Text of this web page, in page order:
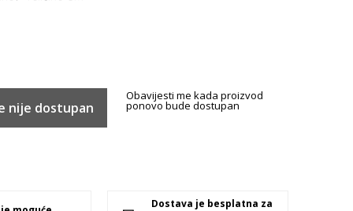
nije dostupan
Obavijesti me kada proizvod
ponovo bude dostupan
Dostava je besplatna za